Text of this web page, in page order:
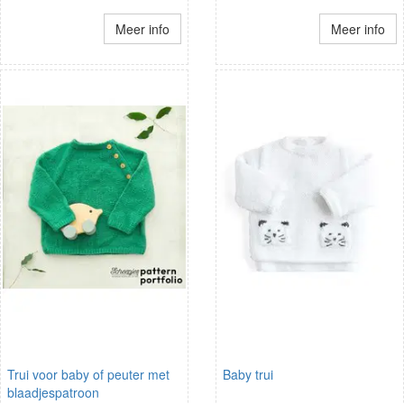
Meer info Meer info
Trui voor baby of peuter met
blaadjespatroon
Baby trui